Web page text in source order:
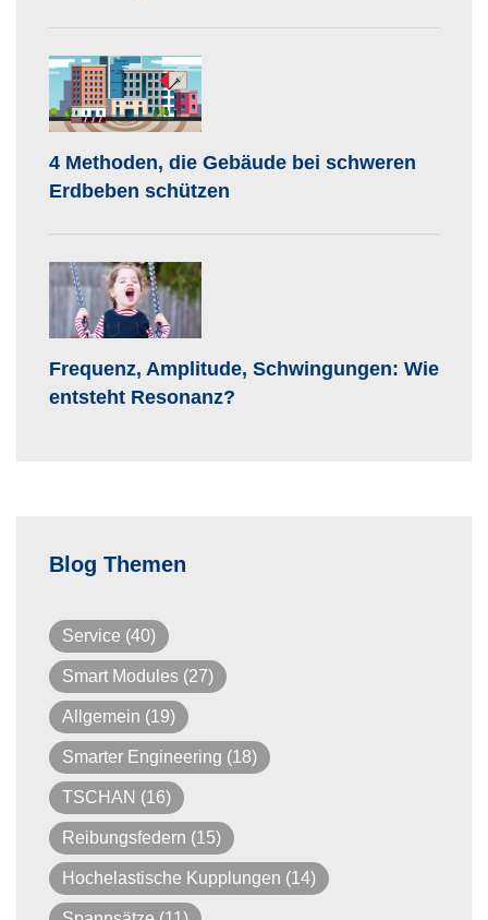
4 Methoden, die Gebäude bei schweren
Erdbeben schützen
Frequenz, Amplitude, Schwingungen: Wie
entsteht Resonanz?
Blog Themen
Service (40)
Smart Modules (27)
Allgemein (19)
Smarter Engineering (18)
TSCHAN (16)
Reibungsfedern (15)
Hochelastische Kupplungen (14)